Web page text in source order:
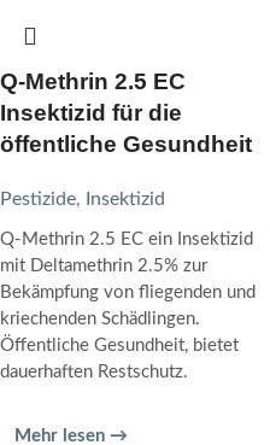
Q-Methrin 2.5 EC
Insektizid für die
öffentliche Gesundheit
Pestizide, Insektizid
Q-Methrin 2.5 EC ein Insektizid
mit Deltamethrin 2.5% zur
Bekämpfung von fliegenden und
kriechenden Schädlingen.
Öffentliche Gesundheit, bietet
dauerhaften Restschutz.
Mehr lesen →